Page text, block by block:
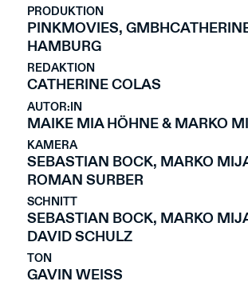
PRODUKTION
PINKMOVIES,
HAMBURG
REDAKTION
CATHERINE COLAS
AUTOR:IN
MAIKE MIA HÖHNE & MARKO
KAMERA
SEBASTIAN BOCK, MARKO
ROMAN SURBER
SCHNITT
SEBASTIAN BOCK, MARKO
DAVID SCHULZ
TON
GAVIN WEISS